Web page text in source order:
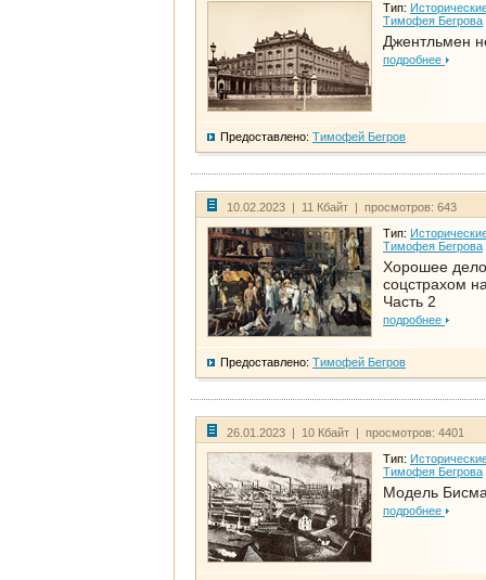
Тип:
Тимофея Бегрова
Джентльмен
подробнее
Предоставлено: Тимофей Бегров
10.02.2023 | 11 Кбайт | просмотров: 643
Тип:
Тимофея Бегрова
Хорошее дело
соцстрахом
Часть 2
подробнее
Предоставлено: Тимофей Бегров
26.01.2023 | 10 Кбайт | просмотров: 4401
Тип:
Тимофея Бегрова
Модель
подробнее